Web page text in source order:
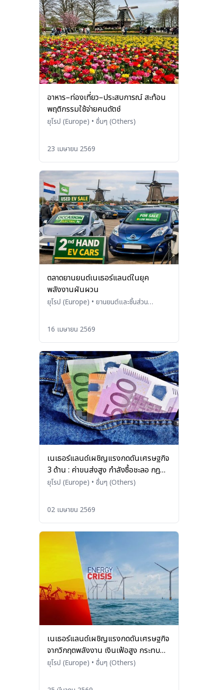
อาหาร–ท่องเที่ยว–ประสบการณ์ สะท้อน
พฤติกรรมใช้จ่ายคนดัตช์
ยุโรป (Europe) • อื่นๆ (Others)
23 เมษายน 2569
ตลาดยานยนต์เนเธอร์แลนด์ในยุค
พลังงานผันผวน
ยุโรป (Europe) • ยานยนต์และชิ้นส่วน
16 เมษายน 2569
เนเธอร์แลนด์เผชิญแรงกดดันเศรษฐกิจ
3 ด้าน : ค่าขนส่งสูง กำลังซื้อชะลอ กฎ
ระเบียบเข้มงวด
ยุโรป (Europe) • อื่นๆ (Others)
02 เมษายน 2569
เนเธอร์แลนด์เผชิญแรงกดดันเศรษฐกิจ
จากวิกฤตพลังงาน เงินเฟ้อสูง กระทบ
กำลังซื้อและตลาดแรงงาน
ยุโรป (Europe) • อื่นๆ (Others)